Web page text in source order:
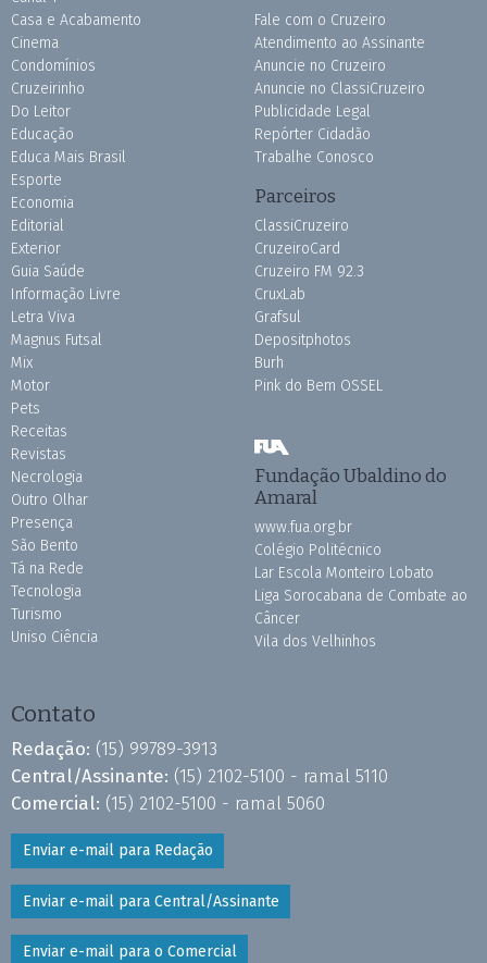
Casa e Acabamento
Cinema
Condomínios
Cruzeirinho
Do Leitor
Educação
Educa Mais Brasil
Esporte
Economia
Editorial
Exterior
Guia Saúde
Informação Livre
Letra Viva
Magnus Futsal
Mix
Motor
Pets
Receitas
Revistas
Necrologia
Outro Olhar
Presença
São Bento
Tá na Rede
Tecnologia
Turismo
Uniso Ciência
Fale com o Cruzeiro
Atendimento ao Assinante
Anuncie no Cruzeiro
Anuncie no ClassiCruzeiro
Publicidade Legal
Repórter Cidadão
Trabalhe Conosco
Parceiros
ClassiCruzeiro
CruzeiroCard
Cruzeiro FM 92.3
CruxLab
Grafsul
Depositphotos
Burh
Pink do Bem OSSEL
Fundação Ubaldino do
Amaral
www.fua.org.br
Colégio Politécnico
Lar Escola Monteiro Lobato
Liga Sorocabana de Combate ao
Câncer
Vila dos Velhinhos
Contato
Redação: (15) 99789-3913
Central/Assinante: (15) 2102-5100 - ramal 5110
Comercial: (15) 2102-5100 - ramal 5060
Enviar e-mail para Redação
Enviar e-mail para Central/Assinante
Enviar e-mail para o Comercial